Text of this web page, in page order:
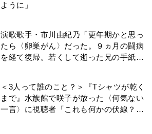
ように」
演歌歌手・市川由紀乃「更年期かと思っ
たら〈卵巣がん〉だった。９ヵ月の闘病
を経て復帰。若くして逝った兄の手紙を
＜3人って誰のこと？＞『Tシャツが乾く
まで』水族館で咲子が放った〈何気ない
一言〉に視聴者「これも何かの伏線？」